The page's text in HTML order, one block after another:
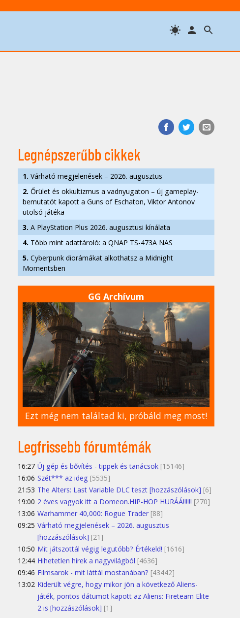
Legnépszerűbb cikkek
1. Várható megjelenések – 2026. augusztus
2. Őrület és okkultizmus a vadnyugaton – új gameplay-
bemutatót kapott a Guns of Eschaton, Viktor Antonov
utolsó játéka
3. A PlayStation Plus 2026. augusztusi kínálata
4. Több mint adattároló: a QNAP TS-473A NAS
5. Cyberpunk diorámákat alkothatsz a Midnight
Momentsben
GG Archívum
Ezt még nem találtad ki, próbáld meg most!
Legfrissebb fórumtémák
16:27 Új gép és bővítés - tippek és tanácsok [15146]
16:06 Szét*** az ideg [5535]
21:53 The Alters: Last Variable DLC teszt [hozzászólások] [6]
19:00 2 éves vagyok itt a Domeon.HIP-HOP HURÁÁ!!!!!! [270]
13:06 Warhammer 40,000: Rogue Trader [88]
09:25 Várható megjelenések – 2026. augusztus
[hozzászólások] [21]
10:50 Mit játszottál végig legutóbb? Értékeld! [1616]
12:44 Hihetetlen hírek a nagyvilágból [4636]
09:46 Filmsarok - mit láttál mostanában? [43442]
13:02 Kiderült végre, hogy mikor jön a következő Aliens-
játék, pontos dátumot kapott az Aliens: Fireteam Elite
2 is [hozzászólások] [1]